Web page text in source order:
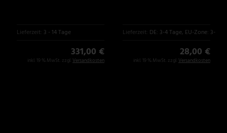
Lieferzeit: 3 - 14 Tage
331,00 €
inkl. 19 % MwSt. zzgl. Versandkosten
Lieferzeit: DE: 3-4 Tage, EU-Zone: 3-6
28,00 €
inkl. 19 % MwSt. zzgl. Versandkosten